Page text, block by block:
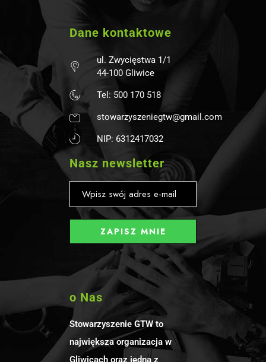
o Nas
Stowarzyszenie GTW to
największa organizacja w
Gliwicach oraz jedna z
Dane kontaktowe
ul. Zwycięstwa 1/1
44-100 Gliwice
Tel: 500 170 518
stowarzyszeniegtw@gmail.com
NIP: 6312417032
Nasz newsletter